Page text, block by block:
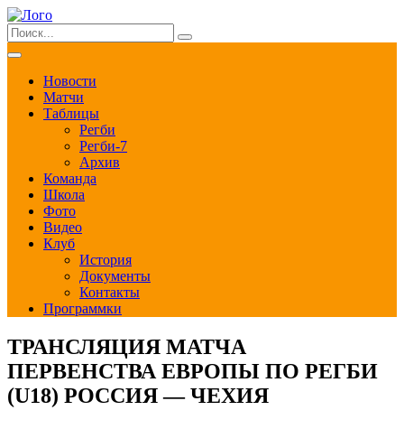
Новости
Матчи
Таблицы
Регби
Регби-7
Архив
Команда
Школа
Фото
Видео
Клуб
История
Документы
Контакты
Программки
ТРАНСЛЯЦИЯ МАТЧА
ПЕРВЕНСТВА ЕВРОПЫ ПО РЕГБИ
(U18) РОССИЯ — ЧЕХИЯ